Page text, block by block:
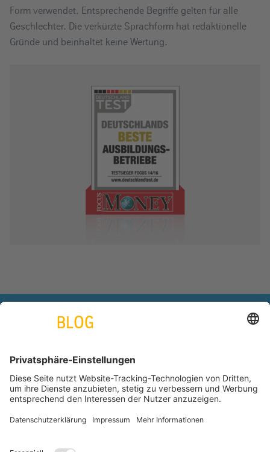
Form verwendet. Entsprechende Begriffe gelten für alle
Geschlechter. Die verkürzte Sprachform hat redaktionelle
Gründe und beinhaltet keine Wertung.
engineering. tomorrow. together.